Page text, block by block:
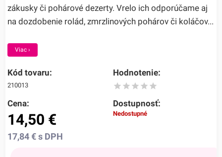
zákusky či pohárové dezerty. Vrelo ich odporúčame aj
na dozdobenie rolád, zmrzlinových pohárov či koláčov...
Viac ›
Kód tovaru:
210013
Hodnotenie:
Cena:
14,50 €
17,84€ s DPH
Dostupnosť:
Nedostupné